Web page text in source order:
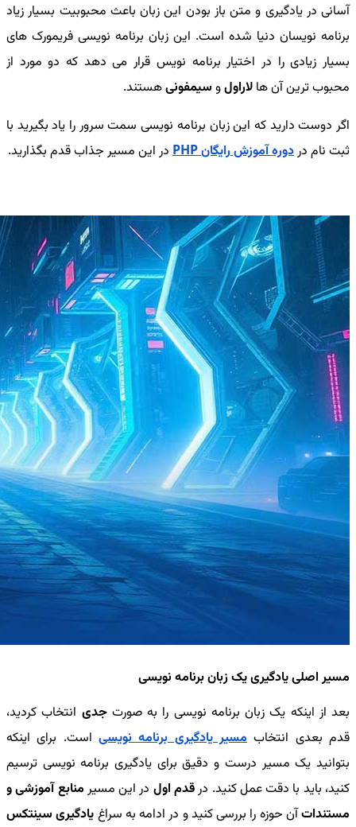
آسانی در یادگیری و متن باز بودن این زبان باعث محبوبیت بسیار زیاد
برنامه نویسان دنیا شده است. این زبان برنامه نویسی فریمورک های
بسیار زیادی را در اختیار برنامه نویس قرار می دهد که دو مورد از
محبوب ترین آن ها لاراولو سیمفونیهستند.
اگر دوست دارید که این زبان برنامه نویسی سمت سرور را یاد بگیرید با
ثبت نام دردوره آموزش رایگان PHP در این مسیر جذاب قدم بگذارید.
مسیر اصلی یادگیری یک زبان برنامه نویسی
بعد از اینکه یک زبان برنامه نویسی را به صورتجدی انتخاب کردید،
قدم بعدی انتخاب مسیر یادگیری برنامه نویسی است. برای اینکه
بتوانید یک مسیر درست و دقیق برای یادگیری برنامه نویسی ترسیم
کنید، باید با دقت عمل کنید. درقدم اول در این مسیر منابع آموزشی و
مستنداتآن حوزه را بررسی کنید و در ادامه به سراغ یادگیری سینتکس